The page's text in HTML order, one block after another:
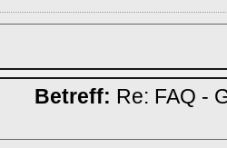
Betreff: Re: FAQ -